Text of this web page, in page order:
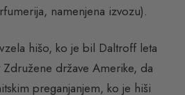
namenjena izvozu).
hišo, ko je bil Daltroff leta
države Amerike, da
preganjanjem, ko je hiši